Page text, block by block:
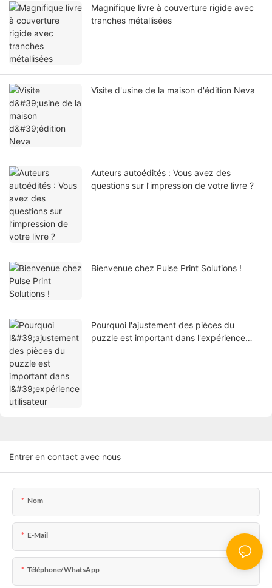
Magnifique livre à couverture rigide avec
tranches métallisées
Visite d'usine de la maison d'édition Neva
Auteurs autoédités : Vous avez des
questions sur l’impression de votre livre ?
Bienvenue chez Pulse Print Solutions !
Pourquoi l'ajustement des pièces du
puzzle est important dans l'expérience
Entrer en contact avec nous
Nom
E-Mail
Téléphone/WhatsApp